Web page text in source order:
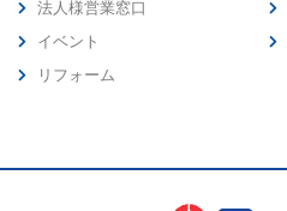
法人様営業窓口
イベント
リフォーム